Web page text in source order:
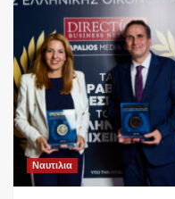
Ναυτιλια